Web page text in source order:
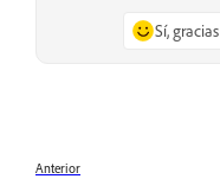
Sí, gracias
Anterior